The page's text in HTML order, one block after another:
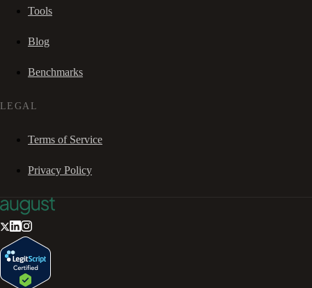
Tools
Blog
Benchmarks
LEGAL
Terms of Service
Privacy Policy